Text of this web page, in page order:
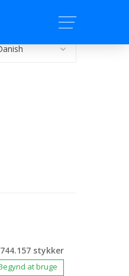
stykker
at bruge